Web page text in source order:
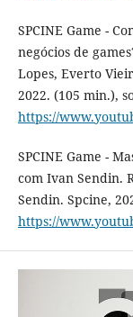
SPCINE Game -
negócios de
Lopes, Everto
2022. (105 min.),
https://
SPCINE Game -
com Ivan Sendin.
Sendin. Spcine,
https://